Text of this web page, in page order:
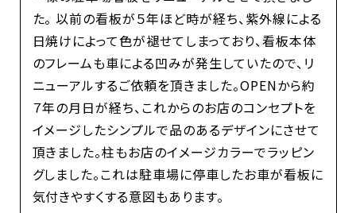
た。 以前の看板が５年ほど時が経ち、紫外線による
日焼けによって色が褪せてしまっており、看板本体
のフレームも車による凹みが発生していたので、リ
ニューアルするご依頼を頂きました。OPENから約
７年の月日が経ち、これからのお店のコンセプトを
イメージしたシンプルで品のあるデザインにさせて
頂きました。柱もお店のイメージカラーでラッピン
グしました。これは駐車場に停車したお車が看板に
気付きやすくする意図もあります。